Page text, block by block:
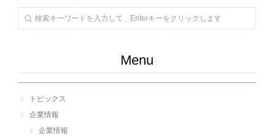
Menu
トピックス
企業情報
企業情報